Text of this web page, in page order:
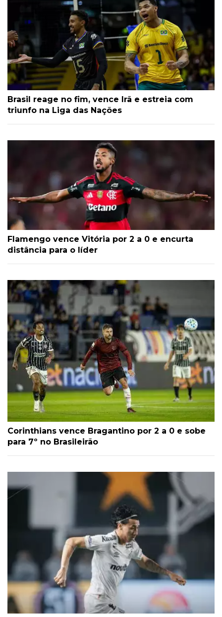
Brasil reage no fim, vence Irã e estreia com
triunfo na Liga das Nações
Flamengo vence Vitória por 2 a 0 e encurta
distância para o líder
Corinthians vence Bragantino por 2 a 0 e sobe
para 7º no Brasileirão